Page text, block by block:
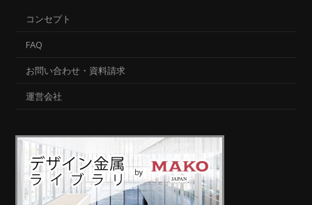
コンセプト
FAQ
お問い合わせ・資料請求
運営会社